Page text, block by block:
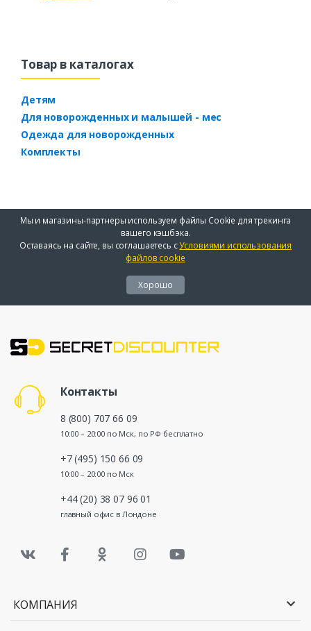
Товар в каталогах
Детям
Для новорожденных и малышей - мес
Одежда для новорожденных
Комплекты
Мы и магазины-партнеры используем файлы Cookie для трекинга
вашего кэшбэка.
Оставаясь на сайте, вы соглашаетесь сУсловиями использования
файлов cookie
Хорошо
Контакты
8 (800) 707 66 09
10:00 – 20:00 по Мск, по РФ бесплатно
+7 (495) 150 66 09
10:00 – 20:00 по Мск
+44 (20) 38 07 96 01
главный офис в Лондоне
КОМПАНИЯ